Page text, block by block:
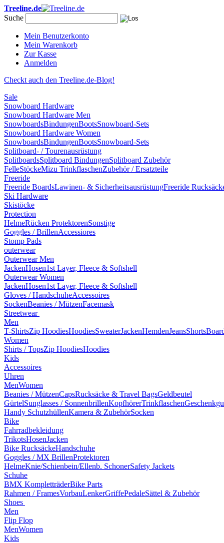
Treeline.de
Suche
Mein Benutzerkonto
Mein Warenkorb
Zur Kasse
Anmelden
Checkt auch den Treeline.de-Blog!
Sale
Snowboard Hardware
Snowboard Hardware Men
SnowboardsBindungenBootsSnowboard-Sets
Snowboard Hardware Women
SnowboardsBindungenBootsSnowboard-Sets
Splitboard- / Tourenausrüstung
SplitboardsSplitboard BindungenSplitboard Zubehör
FelleStöckeMizu TrinkflaschenZubehör / Ersatzteile
Freeride
Freeride BoardsLawinen- & SicherheitsausrüstungFreeride
Ski Hardware
Skistöcke
Protection
HelmeRücken ProtektorenSonstige
Goggles / BrillenAccessiores
Stomp Pads
outerwear
Outerwear Men
JackenHosen1st Layer, Fleece & Softshell
Outerwear Women
JackenHosen1st Layer, Fleece & Softshell
Gloves / HandschuheAccessoires
SockenBeanies / MützenFacemask
Streetwear
Men
T-ShirtsZip HoodiesHoodiesSweaterJackenHemdenJeansShorts
Women
Shirts / TopsZip HoodiesHoodies
Kids
Accessoires
Uhren
MenWomen
Beanies / MützenCapsRucksäcke & Travel BagsGeldbeutel
GürtelSunglasses / SonnenbrillenKopfhörerTrinkflaschen
Handy SchutzhüllenKamera & ZubehörSocken
Bike
Fahrradbekleidung
TrikotsHosenJacken
Bike RucksäckeHandschuhe
Goggles / MX BrillenProtektoren
HelmeKnie/Schienbein/Ellenb. SchonerSafety Jackets
Schuhe
BMX KompletträderBike Parts
Rahmen / FramesVorbauLenkerGriffePedaleSättel & Zubehör
Shoes
Men
Flip Flop
MenWomen
Kids